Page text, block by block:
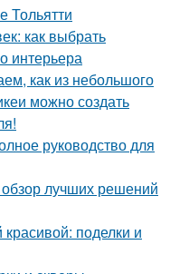
Тольятти
как выбрать
интерьера
как из небольшого
можно создать
руководство для
лучших решений
красивой: поделки и